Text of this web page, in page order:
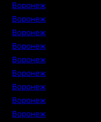
Воронеж
Воронеж
Воронеж
Воронеж
Воронеж
Воронеж
Воронеж
Воронеж
Воронеж